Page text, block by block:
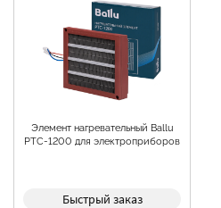
Элемент нагревательный Ballu
PTC-1200 для электроприборов
Быстрый заказ